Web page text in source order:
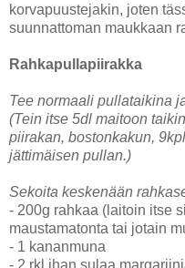
korvapuustejakin, joten
suunnattoman maukkaan
Rahkapullapiirakka
Tee normaali pullataikina
(Tein itse 5dl maitoon
piirakan, bostonkakun,
jättimäisen pullan.)
Sekoita keskenään
- 200g rahkaa (laitoin itse
maustamatonta tai jotain
- 1 kananmuna
- 2 rkl ihan sulaa